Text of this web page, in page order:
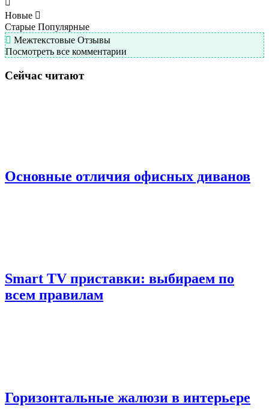
Новые
Старые Популярные
Межтекстовые Отзывы
Посмотреть все комментарии
Сейчас читают
Основные отличия офисных диванов
Smart TV приставки: выбираем по
всем правилам
Горизонтальные жалюзи в интерьере